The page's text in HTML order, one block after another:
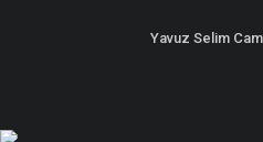
Yavuz Selim